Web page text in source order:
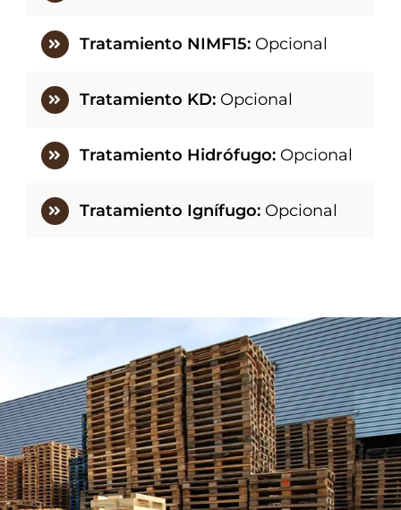
Tratamiento NIMF15: Opcional
Tratamiento KD: Opcional
Tratamiento Hidrófugo: Opcional
Tratamiento Ignífugo: Opcional